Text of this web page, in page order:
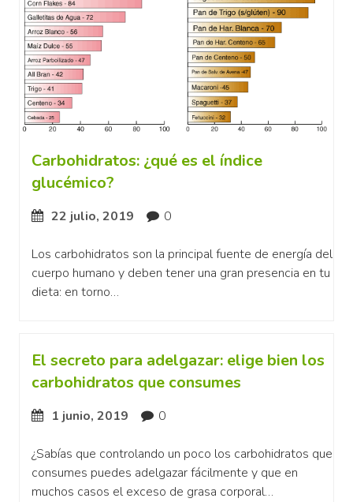
Carbohidratos: ¿qué es el índice
glucémico?
22 julio, 2019 0
Los carbohidratos son la principal fuente de energía del
cuerpo humano y deben tener una gran presencia en tu
dieta: en torno…
El secreto para adelgazar: elige bien los
carbohidratos que consumes
1 junio, 2019 0
¿Sabías que controlando un poco los carbohidratos que
consumes puedes adelgazar fácilmente y que en
muchos casos el exceso de grasa corporal…